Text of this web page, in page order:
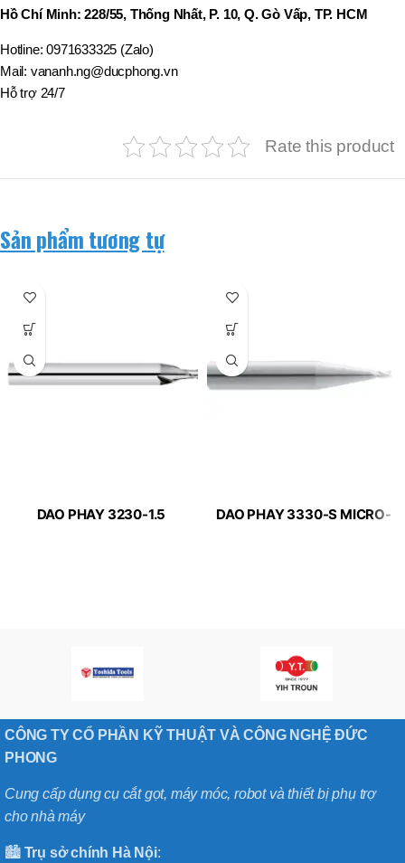
Hồ Chí Minh: 228/55, Thống Nhất, P. 10, Q. Gò Vấp, TP. HCM
Hotline: 0971633325 (Zalo)
Mail: vananh.ng@ducphong.vn
Hỗ trợ 24/7
Rate this product
Sản phẩm tương tự
DAO PHAY 3230-1.5
DAO PHAY 3330-S MICRO-
CÔNG TY CỔ PHẦN KỸ THUẬT VÀ CÔNG NGHỆ ĐỨC
PHONG
Cung cấp dụng cụ cắt gọt, máy móc, robot và thiết bị phụ trợ
cho nhà máy
🏙️ Trụ sở chính Hà Nội: